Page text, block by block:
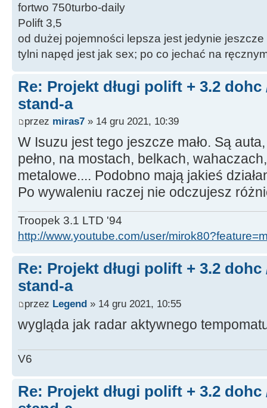
fortwo 750turbo-daily
Polift 3,5
od dużej pojemności lepsza jest jedynie jeszcze
tylni napęd jest jak sex; po co jechać na
Re: Projekt długi polift + 3.2 dohc
stand-a
przez miras7 » 14 gru 2021, 10:39
W Isuzu jest tego jeszcze mało. Są
pełno, na mostach, belkach,
metalowe.... Podobno mają jakieś
Po wywaleniu raczej nie odczujesz
Troopek 3.1 LTD '94
http://www.youtube.com/user/
Re: Projekt długi polift + 3.2 dohc
stand-a
przez Legend » 14 gru 2021, 10:55
wygląda jak radar aktywnego
V6
Re: Projekt długi polift + 3.2 dohc